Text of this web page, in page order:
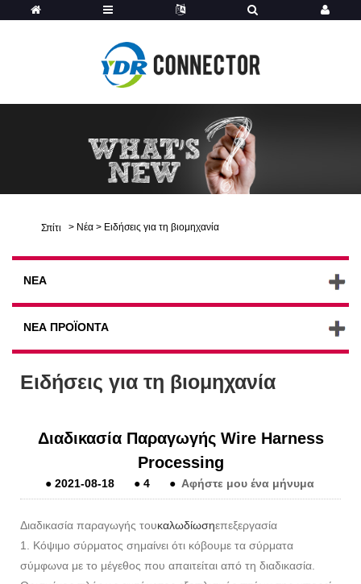
Σπίτι > Νέα > Ειδήσεις για τη βιομηχανία
ΝΈΑ
ΝΈΑ ΠΡΟΪΌΝΤΑ
Ειδήσεις για τη βιομηχανία
Διαδικασία Παραγωγής Wire Harness
Processing
● 2021-08-18 ● 4 ● Αφήστε μου ένα μήνυμα
Διαδικασία παραγωγής τουκαλωδίωσηεπεξεργασία
1. Κόψιμο σύρματος σημαίνει ότι κόβουμε τα σύρματα
σύμφωνα με το μέγεθος που απαιτείται από τη διαδικασία.